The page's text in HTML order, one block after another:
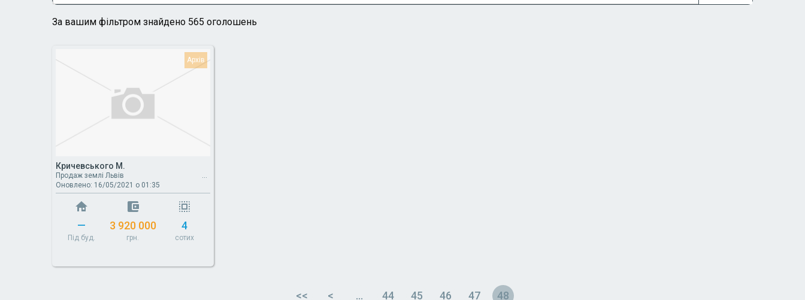
За вашим фільтром знайдено 565 оголошень
Кричевського М.
Продаж землі Львів
Оновлено: 16/05/2021 о 01:35
—
Під буд.
3 920 000
грн.
4
сотих
<< < … 44 45 46 47 48